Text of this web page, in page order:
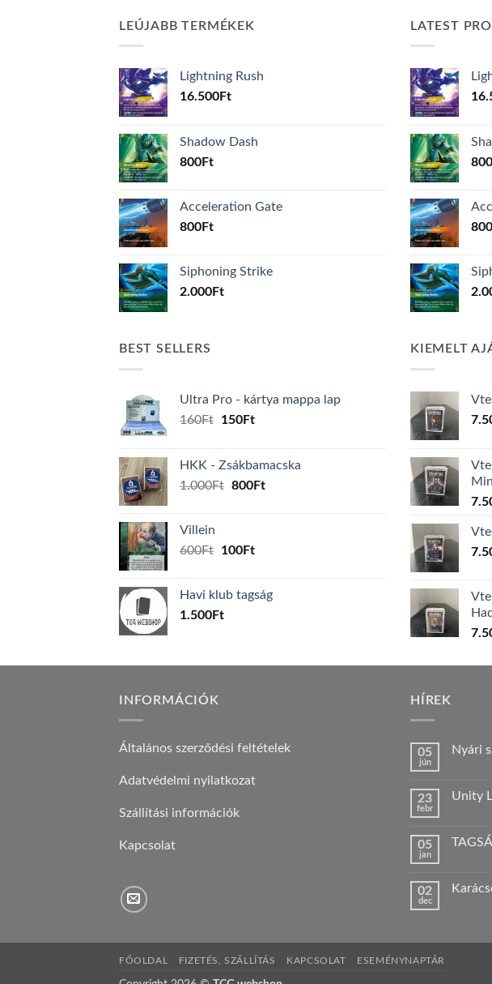
LEÚJABB TERMÉKEK
Lightning Rush
16.500Ft
Shadow Dash
800Ft
Acceleration Gate
800Ft
Siphoning Strike
2.000Ft
LATEST
800
800
BEST SELLERS
Ultra Pro - kártya mappa lap
160Ft
Original
160Ft.
150FtCurrent
150Ft.
HKK - Zsákbamacska
1.000Ft Original
800FtCurrent
Villein
600Ft
Original
600Ft.
100FtCurrent
100Ft.
Havi klub tagság
1.500Ft
KIEMELT
INFORMÁCIÓK
Általános szerződési feltételek
Adatvédelmi nyilatkozat
Szállítási információk
Kapcsolat
HÍREK
05
jún
Nyári
Nyári
23
febr
Unity
Unity
05
jan
TAGSÁG
02
dec
FŐOLDAL FIZETÉS, SZÁLLÍTÁS KAPCSOLAT ESEMÉNYNAPTÁR